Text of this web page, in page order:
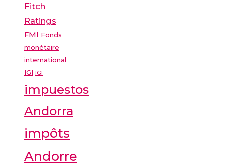
Fitch
Ratings
FMI Fonds
monétaire
international
IGI IGI
impuestos
Andorra
impôts
Andorre